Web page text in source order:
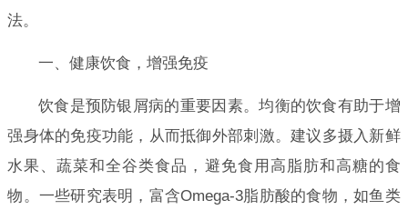
法。
一、健康饮食，增强免疫
饮食是预防银屑病的重要因素。均衡的饮食有助于增
强身体的免疫功能，从而抵御外部刺激。建议多摄入新鲜
水果、蔬菜和全谷类食品，避免食用高脂肪和高糖的食
物。一些研究表明，富含Omega-3脂肪酸的食物，如鱼类